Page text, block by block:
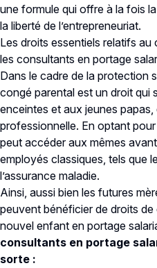
une formule qui offre à la fois
la liberté de l’entrepreneuriat.
Les droits essentiels relatifs
les consultants en portage
Dans le cadre de la protection
congé parental est un droit qui
enceintes et aux jeunes
professionnelle. En optant
peut accéder aux mêmes
employés classiques, tels que
l’assurance maladie.
Ainsi, aussi bien les futures
peuvent bénéficier de droits de
nouvel enfant en portage
consultants en portage
sorte :